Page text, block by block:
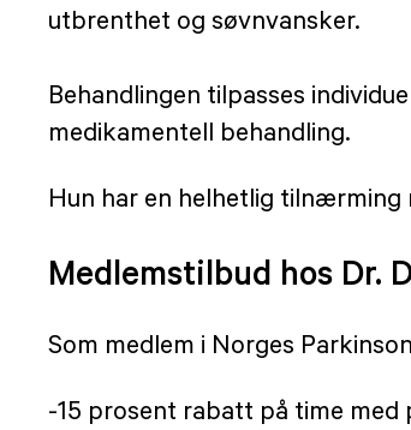
utbrenthet og søvnvansker.
Behandlingen tilpasses
medikamentell behandling.
Hun har en helhetlig
Medlemstilbud hos Dr.
Som medlem i Norges
-15 prosent rabatt på time med